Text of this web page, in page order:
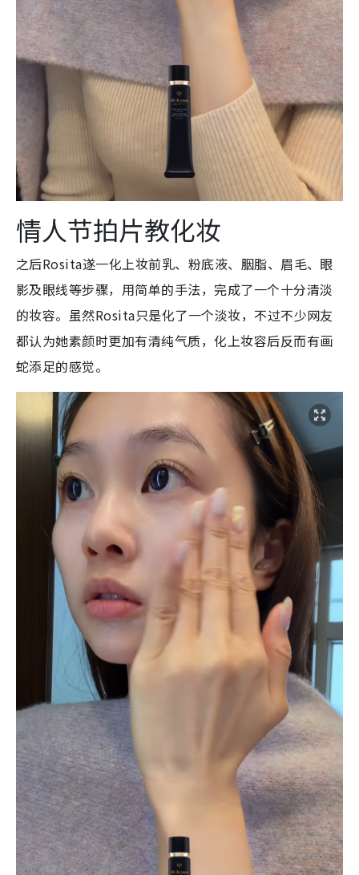
情人节拍片教化妆
之后Rosita遂一化上妆前乳、粉底液、胭脂、眉毛、眼
影及眼线等步骤，用简单的手法，完成了一个十分清淡
的妆容。虽然Rosita只是化了一个淡妆，不过不少网友
都认为她素颜时更加有清纯气质，化上妆容后反而有画
蛇添足的感觉。